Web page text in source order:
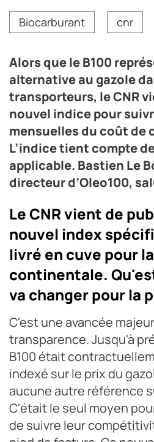
Le CNR vient de lancer un «
qui permettra de suivre
du coût de cette énergie
voyageurs.
Crédit photo DR
Biocarburant cnr
Alors que le B100
alternative au gazole
transporteurs, le CNR
nouvel indice pour
mensuelles du coût de
L’indice tient compte
applicable. Bastien Le
directeur d’Oleo100,
Le CNR vient de
nouvel index
livré en cuve pour
continentale.
va changer pour la
C'est une avancée
transparence. Jusqu'à
B100 était
indexé sur le prix du
aucune autre référence
C'était le seul moyen
de suivre leur